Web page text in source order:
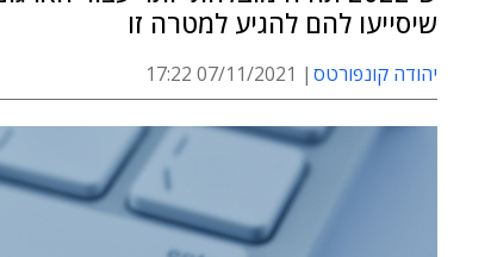
שיסייעו להם להגיע למטרה זו
יהודה קונפורטס 07/11/2021 17:22